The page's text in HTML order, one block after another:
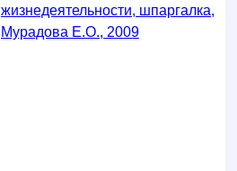
жизнедеятельности, шпаргалка,
Мурадова Е.О., 2009